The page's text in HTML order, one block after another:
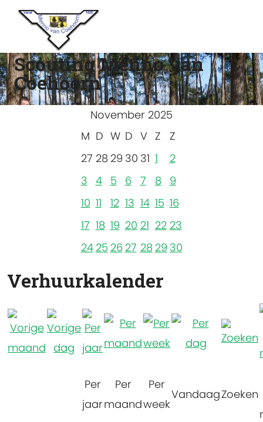
Scouting Menno van
Coehoorn
November 2025
M D W D V Z
Z
27 28 29 30 31 1
2
3 4 5 6 7 8
9
10 11 12 13 14 15 16
17 18 19 20 21 22 23
24 25 26 27 28 29 30
Verhuurkalender
Per
jaar
Per
maand
Per
week
VandaagZoeken